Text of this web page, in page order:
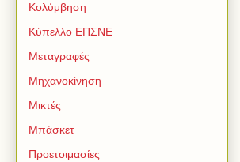
Κολύμβηση
Κύπελλο ΕΠΣΝΕ
Μεταγραφές
Μηχανοκίνηση
Μικτές
Μπάσκετ
Προετοιμασίες